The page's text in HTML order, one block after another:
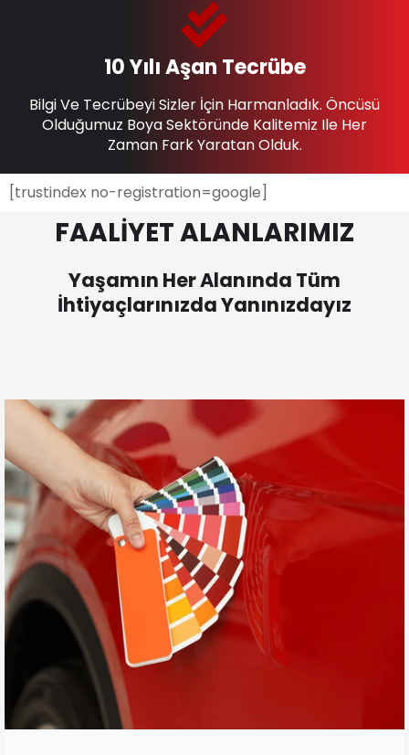
10 Yılı Aşan Tecrübe
Bilgi Ve Tecrübeyi Sizler İçin Harmanladık. Öncüsü
Olduğumuz Boya Sektöründe Kalitemiz Ile Her
Zaman Fark Yaratan Olduk.
[trustindex no-registration=google]
FAALİYET ALANLARIMIZ
Yaşamın Her Alanında Tüm
İhtiyaçlarınızda Yanınızdayız